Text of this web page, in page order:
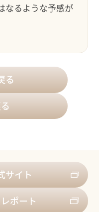
なるような予感が
る
サイト
ポート